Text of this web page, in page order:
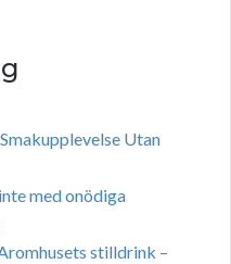
Utan
med onödiga
stilldrink –